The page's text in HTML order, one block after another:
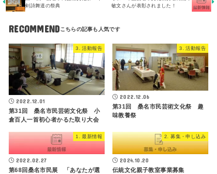
剣詩舞道の祭典
敏文さんが表彰されました！
RECOMMEND
3. 活動報告
2022.12.01
第31回 桑名市民芸術文化祭 小
倉百人一首初心者かるた取り大会
3. 活動報告
2022.12.06
第31回 桑名市民芸術文化祭 趣
味教養祭
1. 最新情報
2022.02.27
第68回桑名市民展 「あなたが選
2. 募集・申し込み
2024.10.20
伝統文化親子教室事業募集